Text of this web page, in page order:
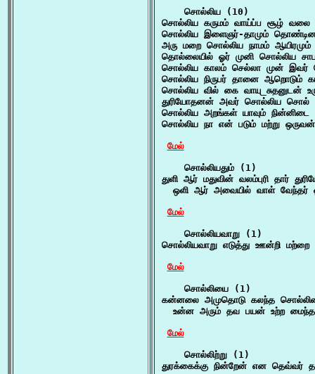
    சொல்லிய (10)
சொல்லிய கருமம் வாய்ப்ப சூழ்
சொல்லிய இளைஞர்-தாமும்
அரு மறை சொல்லிய நாமம்
தொல்லையில் ஓர் முனி சொல்லிய
சொல்லிய காலம் செல்லா முன் இவர்
சொல்லிய நிருபர் தானை ஆறொடும்
சொல்லிய வில் கை வாயு_சுதனுடன்
துரியோதனன் அவர் சொல்லிய சொல்
சொல்லிய அறங்கள் யாவும்
சொல்லிய நா என் படும் மற்று
மேல்
    சொல்லியதும் (1)
துளி ஆர் மதுவின் வலம்புரி தார்
ஒளி ஆர் அவையில் வாள் வேந்தர்
மேல்
    சொல்லியவாறு (1)
சொல்லியவாறு எடுத்து ஊன்றி
மேல்
    சொல்லியை (1)
கன்னலை அமுதொடு கலந்த
உன்ன அரும் தவ பயன் உற்ற
மேல்
    சொல்லிற்று (1)
துரக்கைக்கு நின்றேன் என தெவ்வர்